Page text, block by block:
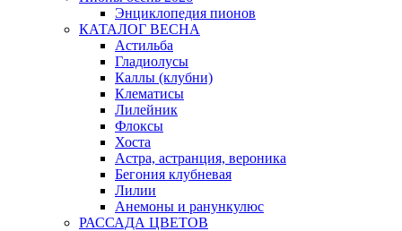
Энциклопедия пионов
КАТАЛОГ ВЕСНА
Астильба
Гладиолусы
Каллы (клубни)
Клематисы
Лилейник
Флоксы
Хоста
Астра, астранция, вероника
Бегония клубневая
Лилии
Анемоны и ранункулюс
РАССАДА ЦВЕТОВ